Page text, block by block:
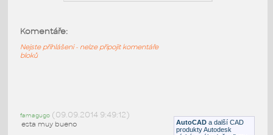
DWG
Měřiče
FE/FIT
AutoCAD a další CAD
produkty Autodesk
Komentáře:
Nejste přihlášeni - nelze připojit komentáře
bloků
famagugo (09.09.2014 9:49:12)
esta muy bueno